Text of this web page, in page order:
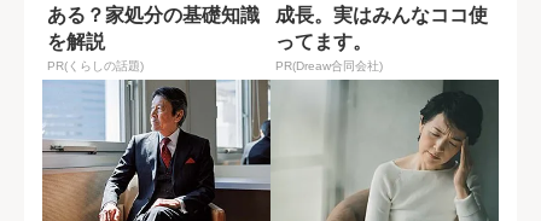
ある？家処分の基礎知識
を解説
PR(くらしの話題)
成長。実はみんなココ使
ってます。
PR(Dreaw合同会社)